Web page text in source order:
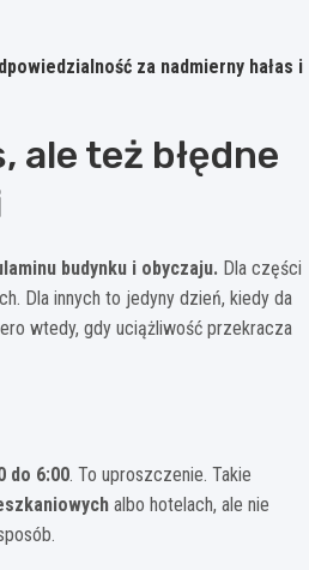
za nadmierny hałas i
ale też błędne
budynku i obyczaju. Dla części
Dla innych to jedyny dzień, kiedy da
wtedy, gdy uciążliwość przekracza
do 6:00. To uproszczenie. Takie
albo hotelach, ale nie